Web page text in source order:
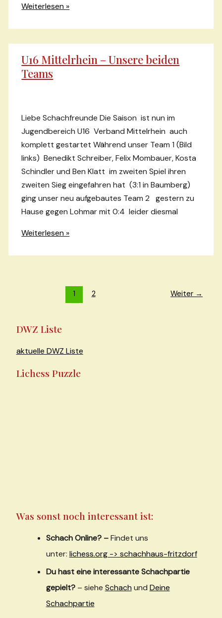
Spaghetti
Gelungener
Abschluß
vor
Weiterlesen »
U16 Mittelrhein – Unsere beiden
Teams
Liebe Schachfreunde Die Saison ist nun im
Jugendbereich U16 Verband Mittelrhein auch
komplett gestartet Während unser Team 1 (Bild
links) Benedikt Schreiber, Felix Mombauer, Kosta
Schindler und Ben Klatt im zweiten Spiel ihren
zweiten Sieg eingefahren hat (3:1 in Baumberg)
ging unser neu aufgebautes Team 2 gestern zu
Hause gegen Lohmar mit 0:4 leider diesmal
U16
–
Weiterlesen »
Seitennummerierung
1 2 Weiter →
DWZ Liste
aktuelle DWZ Liste
Lichess Puzzle
Was sonst noch interessant ist:
Schach Online? –Findet uns
unter: lichess.org -> schachhaus-fritzdorf
Du hast eine interessante Schachpartie
gepielt?– siehe Schach und Deine
Schachpartie